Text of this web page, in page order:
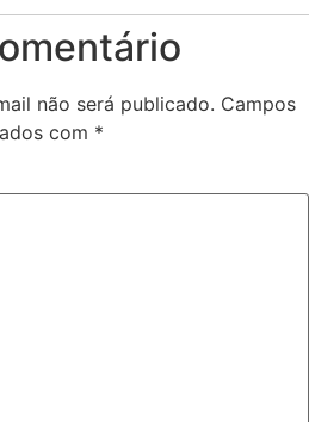
não será publicado. Campos
com *